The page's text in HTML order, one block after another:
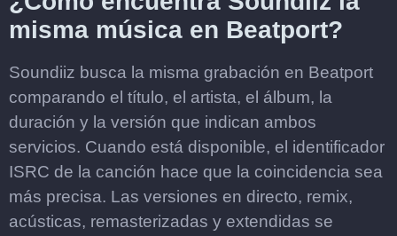
misma música en Beatport?
Soundiiz busca la misma grabación en Beatport
comparando el título, el artista, el álbum, la
duración y la versión que indican ambos
servicios. Cuando está disponible, el identificador
ISRC de la canción hace que la coincidencia sea
más precisa. Las versiones en directo, remix,
acústicas, remasterizadas y extendidas se